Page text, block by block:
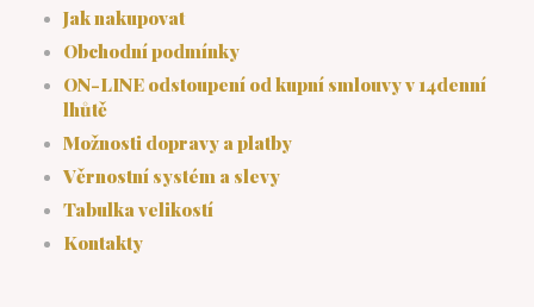
Jak nakupovat
Obchodní podmínky
ON-LINE odstoupení od kupní smlouvy v 14denní
lhůtě
Možnosti dopravy a platby
Věrnostní systém a slevy
Tabulka velikostí
Kontakty